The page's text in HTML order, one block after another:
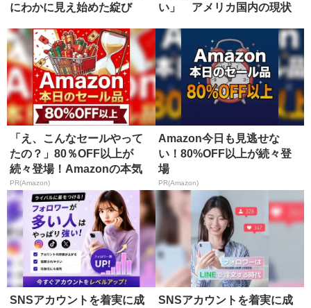
にわかに見え始めた綻び
い」 アメリカ国内の現状
「え、こんなセールやって
たの？」80％OFF以上が
続々登場！Amazonの本気
が...
PR(Amazon)
Amazon今日も見逃せな
い！80%OFF以上が続々登
場
PR(Amazon)
SNSアカウントを着実に成
SNSアカウントを着実に成